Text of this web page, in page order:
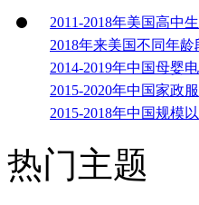
2011-2018年美国高中
2018年来美国不同年
2014-2019年中国母婴
2015-2020年中国家政
2015-2018年中国规模
热门主题